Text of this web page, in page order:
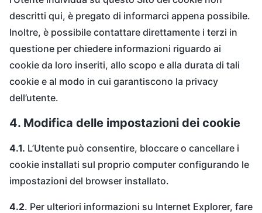
descritti qui, è pregato di informarci appena possibile.
Inoltre, è possibile contattare direttamente i terzi in
questione per chiedere informazioni riguardo ai
cookie da loro inseriti, allo scopo e alla durata di tali
cookie e al modo in cui garantiscono la privacy
dell’utente.
4. Modifica delle impostazioni dei cookie
4.1. L’Utente può consentire, bloccare o cancellare i
cookie installati sul proprio computer configurando le
impostazioni del browser installato.
4.2. Per ulteriori informazioni su Internet Explorer, fare